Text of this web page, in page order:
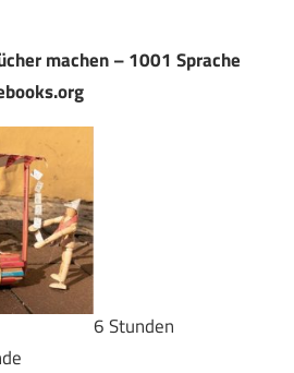
machen – 1001 Sprache
6 Stunden